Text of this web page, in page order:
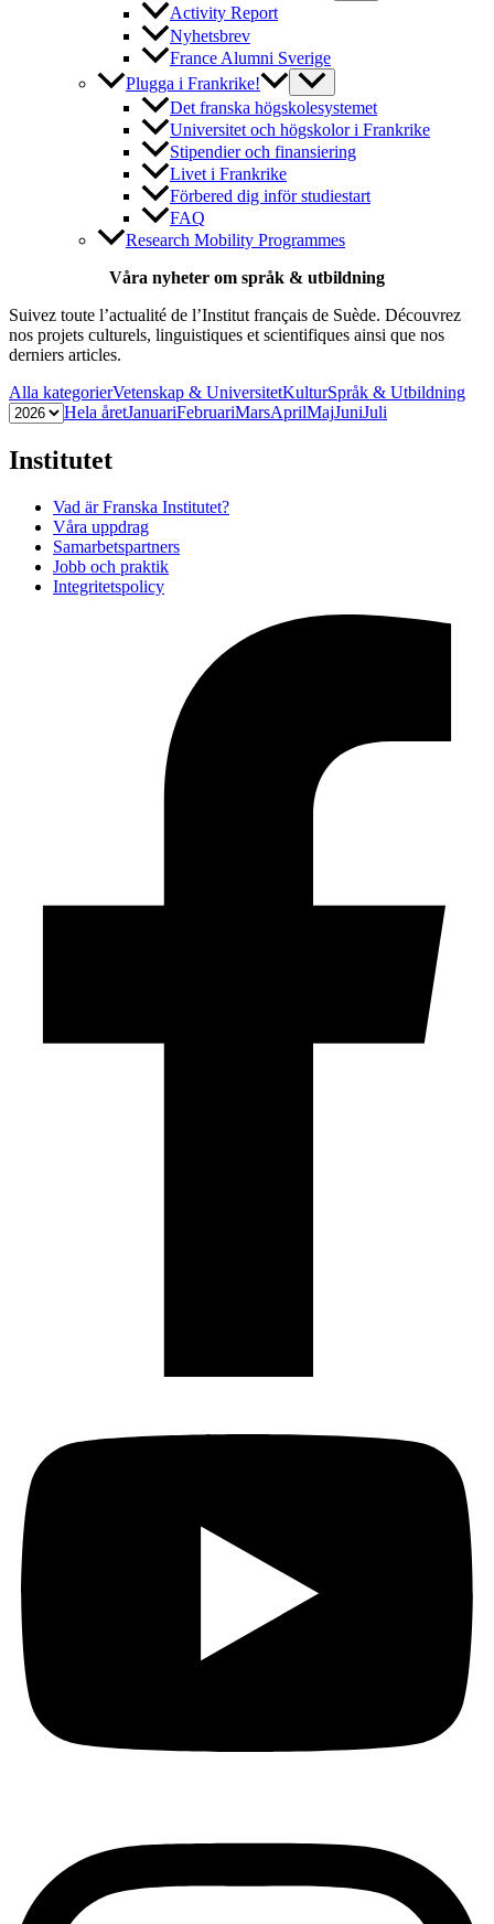
Activity Report
Nyhetsbrev
France Alumni Sverige
Plugga i Frankrike!
Det franska högskolesystemet
Universitet och högskolor i Frankrike
Stipendier och finansiering
Livet i Frankrike
Förbered dig inför studiestart
FAQ
Research Mobility Programmes
Våra nyheter om språk & utbildning
Suivez toute l’actualité de l’Institut français de Suède. Découvrez
nos projets culturels, linguistiques et scientifiques ainsi que nos
derniers articles.
Alla kategorierVetenskap & UniversitetKulturSpråk & Utbildning
Hela åretJanuariFebruariMarsAprilMajJuniJuli
Institutet
Vad är Franska Institutet?
Våra uppdrag
Samarbetspartners
Jobb och praktik
Integritetspolicy